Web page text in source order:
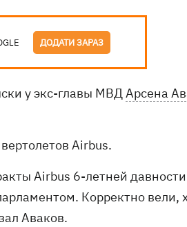
ДОДАТИ ЗАРАЗ
у экс-главы МВДАрсена
Airbus.
Airbus 6-летней
Корректно вели,
Аваков.